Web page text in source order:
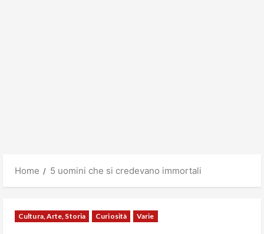
Home 5 uomini che si credevano immortali
Cultura, Arte, Storia Curiosità Varie